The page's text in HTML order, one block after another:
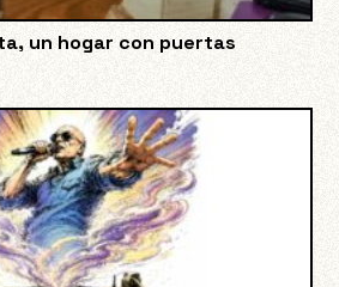
un hogar con puertas